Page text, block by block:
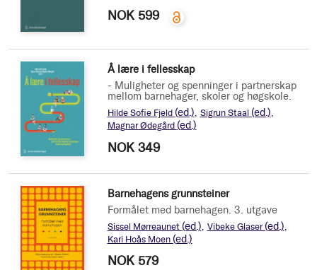
NOK 599
Å lære i fellesskap
- Muligheter og spenninger i partnerskap
mellom barnehager, skoler og høgskole.
Hilde Sofie Fjeld (ed.) Sigrun Staal (ed.)
Magnar Ødegård (ed.)
NOK 349
Barnehagens grunnsteiner
Formålet med barnehagen. 3. utgave
Sissel Mørreaunet (ed.) Vibeke Glaser (ed.)
Kari Hoås Moen (ed.)
NOK 579